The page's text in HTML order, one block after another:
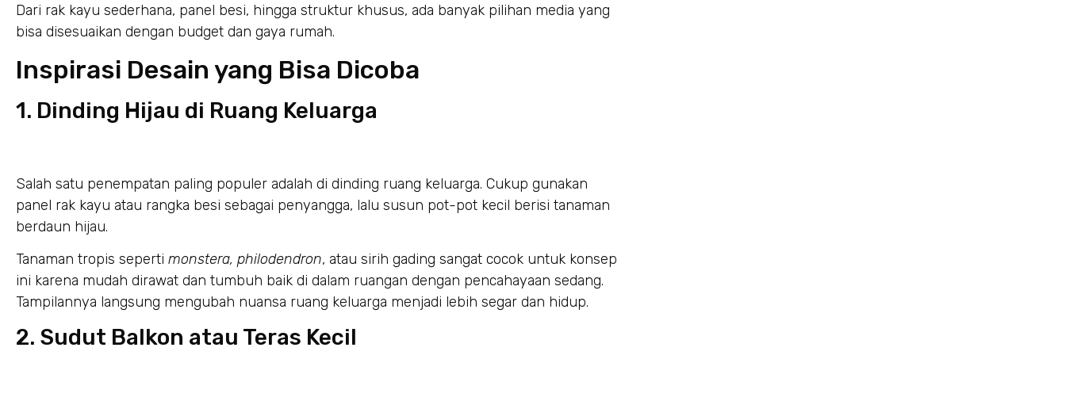
Dari rak kayu sederhana, panel besi, hingga struktur khusus, ada banyak pilihan media yang
bisa disesuaikan dengan budget dan gaya rumah.
Inspirasi Desain yang Bisa Dicoba
1. Dinding Hijau di Ruang Keluarga
Salah satu penempatan paling populer adalah di dinding ruang keluarga. Cukup gunakan
panel rak kayu atau rangka besi sebagai penyangga, lalu susun pot-pot kecil berisi tanaman
berdaun hijau.
Tanaman tropis seperti monstera, philodendron, atau sirih gading sangat cocok untuk konsep
ini karena mudah dirawat dan tumbuh baik di dalam ruangan dengan pencahayaan sedang.
Tampilannya langsung mengubah nuansa ruang keluarga menjadi lebih segar dan hidup.
2. Sudut Balkon atau Teras Kecil